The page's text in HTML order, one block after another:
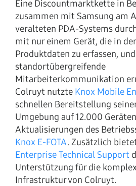
Eine Discountmarktkette in
zusammen mit Samsung am
veralteten PDA-Systems
mit nur einem Gerät, die in
Produktdaten zu erfassen,
standortübergreifende
Mitarbeiterkommunikation
Colruyt nutzte Knox Mobile
schnellen Bereitstellung
Umgebung auf 12.000
Aktualisierungen des
Knox E-FOTA. Zusätzlich
Enterprise Technical Support
Unterstützung für die
Infrastruktur von Colruyt.